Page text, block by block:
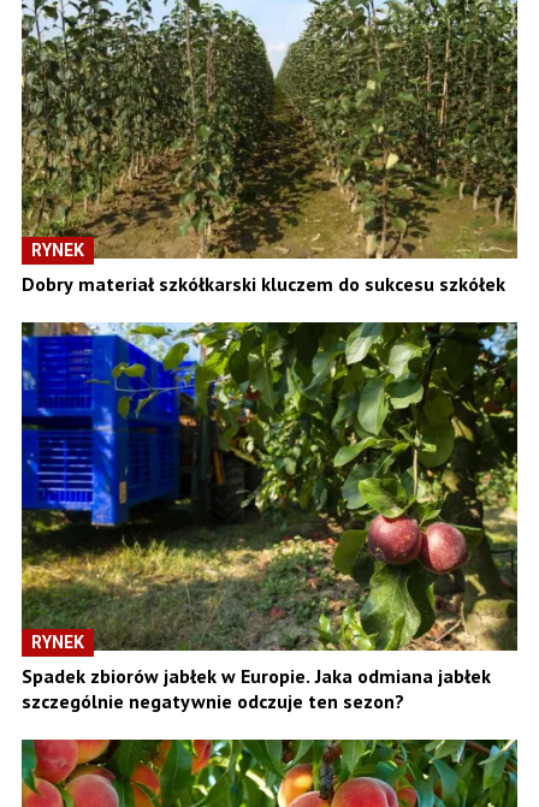
RYNEK
Dobry materiał szkółkarski kluczem do sukcesu szkółek
RYNEK
Spadek zbiorów jabłek w Europie. Jaka odmiana jabłek
szczególnie negatywnie odczuje ten sezon?